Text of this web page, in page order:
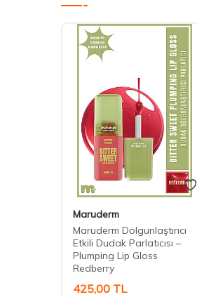
Maruderm
Maruderm Dolgunlaştırıcı
Etkili Dudak Parlatıcısı –
Plumping Lip Gloss
Redberry
425,00 TL